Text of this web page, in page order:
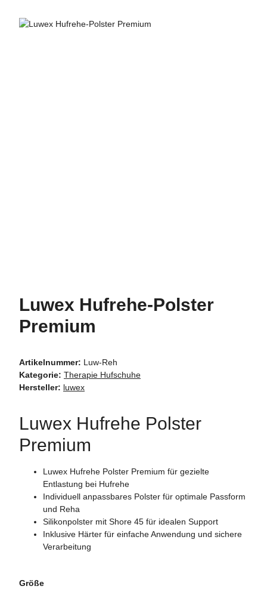
Luwex Hufrehe-Polster
Premium
Artikelnummer: Luw-Reh
Kategorie: Therapie Hufschuhe
Hersteller: luwex
Luwex Hufrehe Polster
Premium
Luwex Hufrehe Polster Premium für gezielte
Entlastung bei Hufrehe
Individuell anpassbares Polster für optimale Passform
und Reha
Silikonpolster mit Shore 45 für idealen Support
Inklusive Härter für einfache Anwendung und sichere
Verarbeitung
Größe